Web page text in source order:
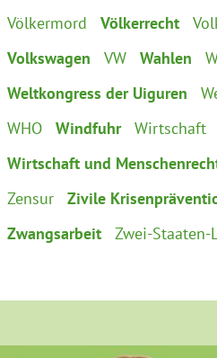
Völkermord
Völkerrecht
Volkswagen
VW Wahlen
Weltkongress der Uiguren
WHO
Windfuhr
Wirtschaft
Wirtschaft und
Zensur
Zivile
Zwangsarbeit
Zwei-Staaten-